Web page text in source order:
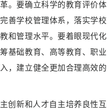
。要确立科学的教育评价体
善学校管理体系，落实学校
和管理水平。要着眼现代化
基础教育、高等教育、职业
，建立健全更加合理高效的
创新和人才自主培养良性互